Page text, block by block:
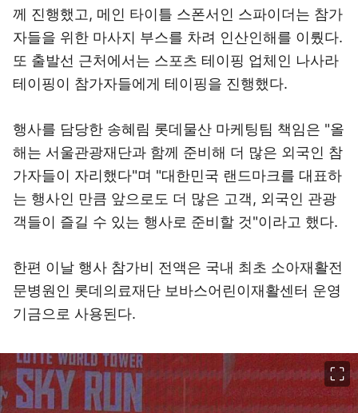
께 진행했고, 메인 타이틀 스폰서인 스파이더는 참가
자들을 위한 마사지 부스를 차려 인산인해를 이뤘다.
또 출발선 근처에서는 스포츠 테이핑 업체인 나사라
테이핑이 참가자들에게 테이핑을 진행했다.
행사를 담당한 송혜림 롯데물산 마케팅팀 책임은 "올
해는 서울관광재단과 함께 준비해 더 많은 외국인 참
가자들이 자리했다"며 "대한민국 랜드마크를 대표하
는 행사인 만큼 앞으로도 더 많은 고객, 외국인 관광
객들이 즐길 수 있는 행사로 준비할 것"이라고 했다.
한편 이날 행사 참가비 전액은 국내 최초 소아재활전
문병원인 롯데의료재단 보바스어린이재활센터 운영
기금으로 사용된다.